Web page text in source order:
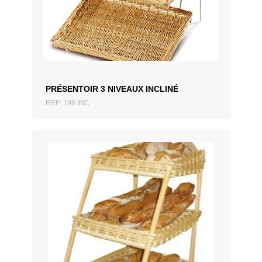
PRÉSENTOIR 3 NIVEAUX INCLINÉ
REF: 196.INC
AJOUTER AU DEVIS